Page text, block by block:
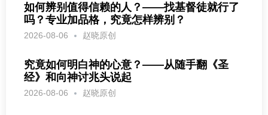
如何辨别值得信赖的人？——找基督徒就行了
吗？专业加品格，究竟怎样辨别？
2026-08-06 赵晓原创
究竟如何明白神的心意？——从随手翻《圣
经》和向神讨兆头说起
2026-08-06 赵晓原创